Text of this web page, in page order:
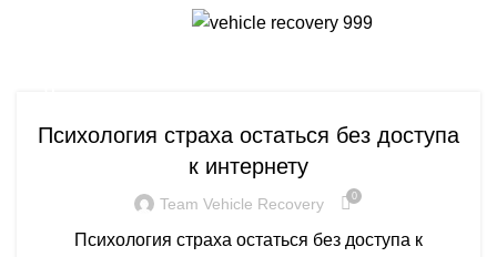
q
Психология страха остаться без доступа
к интернету
Team Vehicle Recovery 0
Психология страха остаться без доступа к